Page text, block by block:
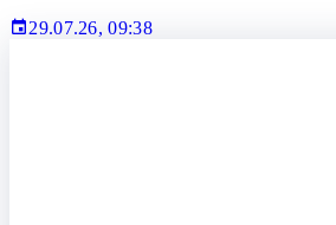
29.07.26, 09:38